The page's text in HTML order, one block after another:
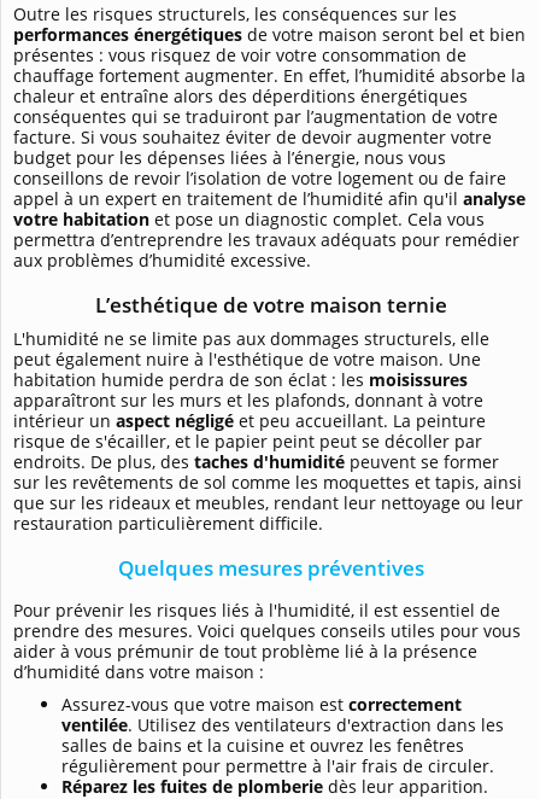
Outre les risques structurels, les conséquences sur les
performances énergétiques de votre maison seront bel et bien
présentes : vous risquez de voir votre consommation de
chauffage fortement augmenter. En effet, l’humidité absorbe la
chaleur et entraîne alors des déperditions énergétiques
conséquentes qui se traduiront par l’augmentation de votre
facture. Si vous souhaitez éviter de devoir augmenter votre
budget pour les dépenses liées à l’énergie, nous vous
conseillons de revoir l’isolation de votre logement ou de faire
appel à un expert en traitement de l’humidité afin qu'il analyse
votre habitation et pose un diagnostic complet. Cela vous
permettra d’entreprendre les travaux adéquats pour remédier
aux problèmes d’humidité excessive.
L’esthétique de votre maison ternie
L'humidité ne se limite pas aux dommages structurels, elle
peut également nuire à l'esthétique de votre maison. Une
habitation humide perdra de son éclat : les moisissures
apparaîtront sur les murs et les plafonds, donnant à votre
intérieur un aspect négligé et peu accueillant. La peinture
risque de s'écailler, et le papier peint peut se décoller par
endroits. De plus, des taches d'humidité peuvent se former
sur les revêtements de sol comme les moquettes et tapis, ainsi
que sur les rideaux et meubles, rendant leur nettoyage ou leur
restauration particulièrement difficile.
Quelques mesures préventives
Pour prévenir les risques liés à l'humidité, il est essentiel de
prendre des mesures. Voici quelques conseils utiles pour vous
aider à vous prémunir de tout problème lié à la présence
d’humidité dans votre maison :
Assurez-vous que votre maison est correctement
ventilée. Utilisez des ventilateurs d'extraction dans les
salles de bains et la cuisine et ouvrez les fenêtres
régulièrement pour permettre à l'air frais de circuler.
Réparez les fuites de plomberie dès leur apparition.